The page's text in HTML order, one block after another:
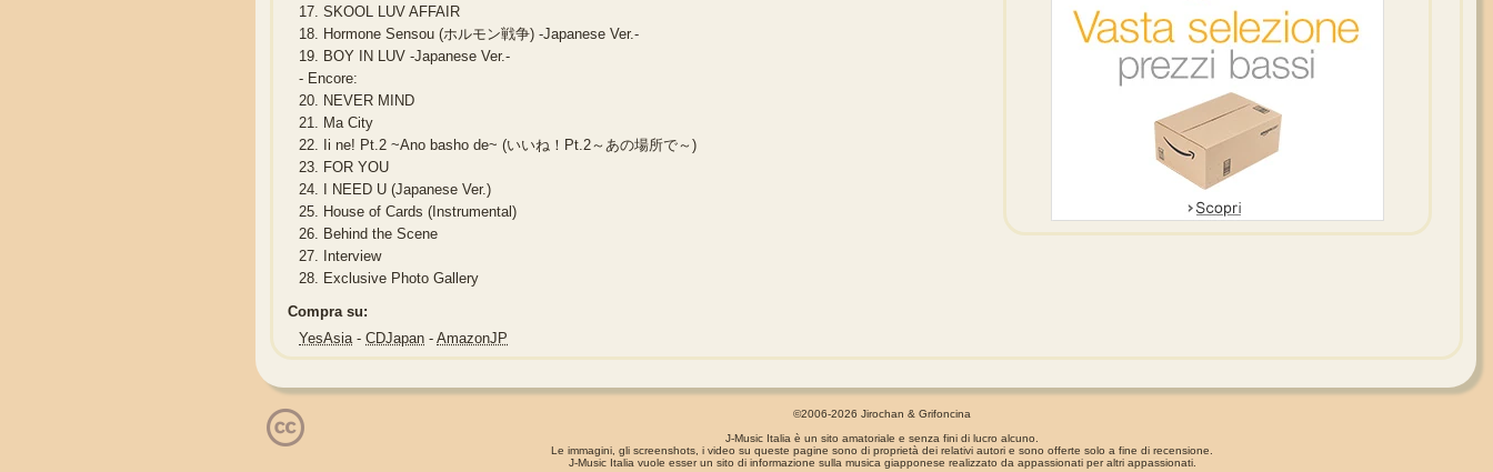
17. SKOOL LUV AFFAIR
18. Hormone Sensou (ホルモン戦争) -Japanese Ver.-
19. BOY IN LUV -Japanese Ver.-
- Encore:
20. NEVER MIND
21. Ma City
22. Ii ne! Pt.2 ~Ano basho de~ (いいね！Pt.2～あの場所で～)
23. FOR YOU
24. I NEED U (Japanese Ver.)
25. House of Cards (Instrumental)
26. Behind the Scene
27. Interview
28. Exclusive Photo Gallery
Compra su:
YesAsia-CDJapan -AmazonJP
©2006-2026 Jirochan & Grifoncina
J-Music Italia è un sito amatoriale e senza fini di lucro alcuno.
Le immagini, gli screenshots, i video su queste pagine sono di proprietà dei relativi autori e sono offerte solo a fine di recensione.
J-Music Italia vuole esser un sito di informazione sulla musica giapponese realizzato da appassionati per altri appassionati.